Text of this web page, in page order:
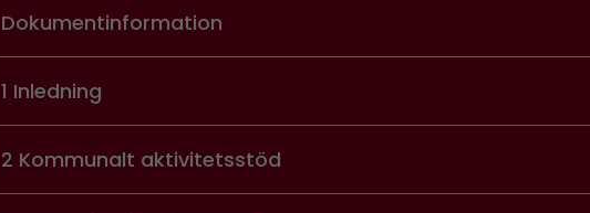
Dokumentinformation
1 Inledning
2 Kommunalt aktivitetsstöd